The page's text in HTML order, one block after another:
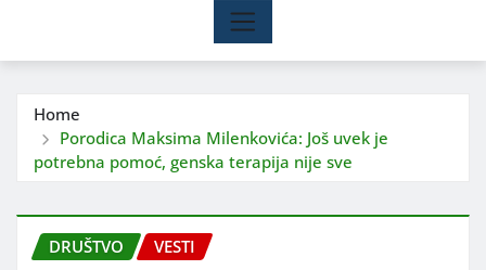
Home
Porodica Maksima Milenkovića: Još uvek je
potrebna pomoć, genska terapija nije sve
DRUŠTVO VESTI